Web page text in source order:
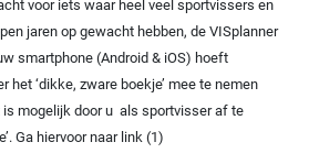
voor iets waar heel veel sportvissers en
jaren op gewacht hebben, de VISplanner
smartphone (Android & iOS) hoeft
het ‘dikke, zware boekje’ mee te nemen
is mogelijk door u als sportvisser af te
Ga hiervoor naar link (1)